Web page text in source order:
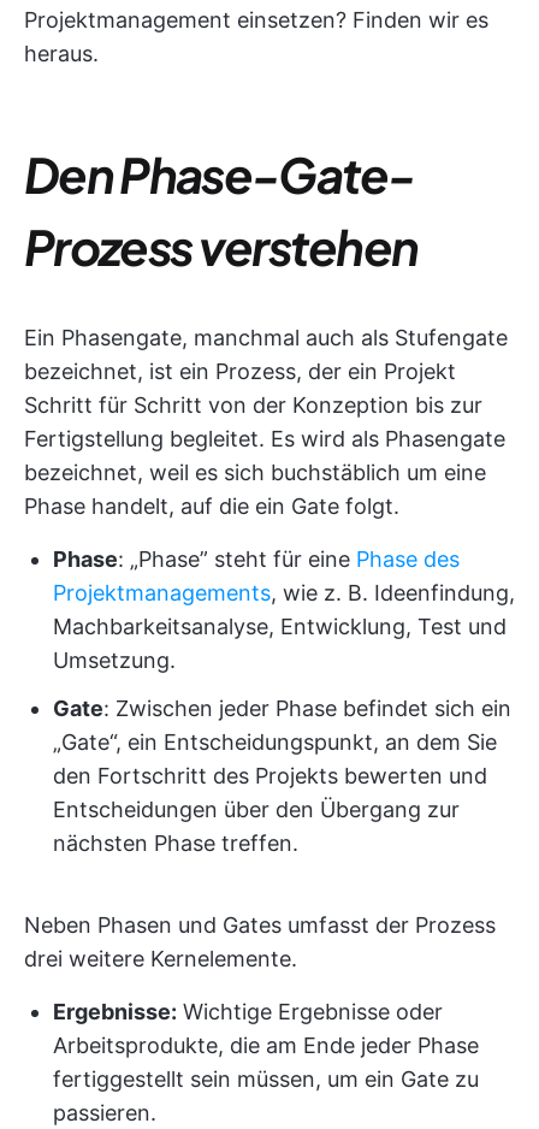
Projektmanagement einsetzen? Finden wir es
heraus.
Den Phase-Gate-
Prozess verstehen
Ein Phasengate, manchmal auch als Stufengate
bezeichnet, ist ein Prozess, der ein Projekt
Schritt für Schritt von der Konzeption bis zur
Fertigstellung begleitet. Es wird als Phasengate
bezeichnet, weil es sich buchstäblich um eine
Phase handelt, auf die ein Gate folgt.
Phase: „Phase” steht für eine Phase des
Projektmanagements, wie z. B. Ideenfindung,
Machbarkeitsanalyse, Entwicklung, Test und
Umsetzung.
Gate: Zwischen jeder Phase befindet sich ein
„Gate“, ein Entscheidungspunkt, an dem Sie
den Fortschritt des Projekts bewerten und
Entscheidungen über den Übergang zur
nächsten Phase treffen.
Neben Phasen und Gates umfasst der Prozess
drei weitere Kernelemente.
Ergebnisse: Wichtige Ergebnisse oder
Arbeitsprodukte, die am Ende jeder Phase
fertiggestellt sein müssen, um ein Gate zu
passieren.